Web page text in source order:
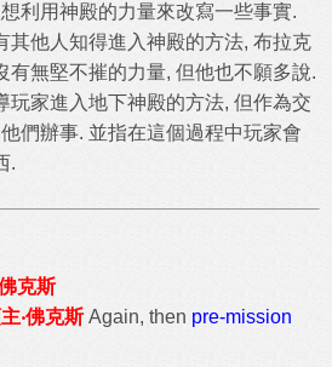
利用神殿的力量來改寫一些事實.
其他人知得進入神殿的方法, 布拉克
有無堅不摧的力量, 但他也不願多說.
玩家進入地下神殿的方法, 但作為交
們辦事. 並指在這個過程中玩家會
.
克斯
‧佛克斯Again, then pre-mission